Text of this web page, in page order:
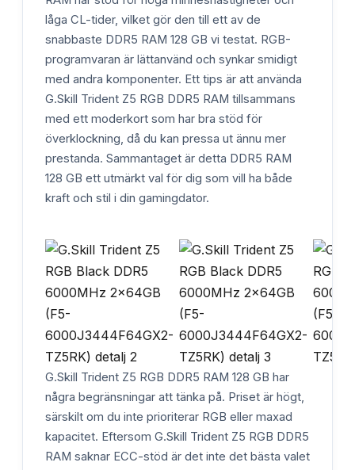
låga CL-tider, vilket gör den till ett av de
snabbaste DDR5 RAM 128 GB vi testat. RGB-
programvaran är lättanvänd och synkar smidigt
med andra komponenter. Ett tips är att använda
G.Skill Trident Z5 RGB DDR5 RAM tillsammans
med ett moderkort som har bra stöd för
överklockning, då du kan pressa ut ännu mer
prestanda. Sammantaget är detta DDR5 RAM
128 GB ett utmärkt val för dig som vill ha både
kraft och stil i din gamingdator.
G.Skill Trident Z5 RGB DDR5 RAM 128 GB har
några begränsningar att tänka på. Priset är högt,
särskilt om du inte prioriterar RGB eller maxad
kapacitet. Eftersom G.Skill Trident Z5 RGB DDR5
RAM saknar ECC-stöd är det inte det bästa valet